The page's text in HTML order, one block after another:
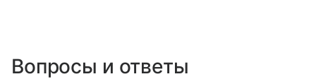
Вопросы и ответы